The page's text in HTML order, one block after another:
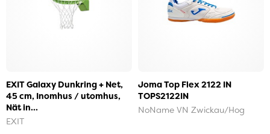
EXIT Galaxy Dunkring + Net,
45 cm, Inomhus / utomhus,
Nät in...
EXIT
Joma Top Flex 2122 IN
TOPS2122IN
NoName VN Zwickau/Hog